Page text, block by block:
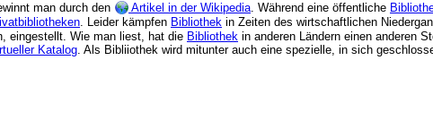
man durch den Artikel in der Wikipedia. Während eine öffentliche
. Leider kämpfen Bibliothek in Zeiten des wirtschaftlichen
eingestellt. Wie man liest, hat die Bibliothek in anderen Ländern einen anderen
Katalog. Als Bibliiothek wird mitunter auch eine spezielle, in sich